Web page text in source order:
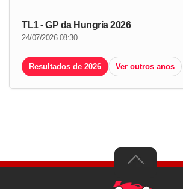
TL1 - GP da Hungria 2026
24/07/2026 08:30
Resultados de 2026 Ver outros anos